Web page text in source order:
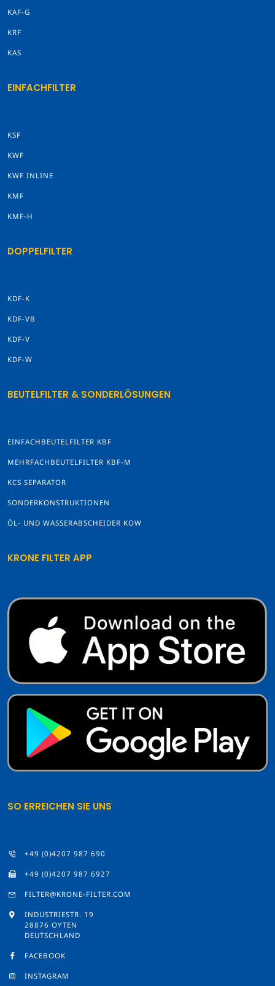
KAF-G
KRF
KAS
EINFACHFILTER
KSF
KWF
KWF INLINE
KMF
KMF-H
DOPPELFILTER
KDF-K
KDF-VB
KDF-V
KDF-W
BEUTELFILTER & SONDERLÖSUNGEN
EINFACHBEUTELFILTER KBF
MEHRFACHBEUTELFILTER KBF-M
KCS SEPARATOR
SONDERKONSTRUKTIONEN
ÖL- UND WASSERABSCHEIDER KOW
KRONE FILTER APP
SO ERREICHEN SIE UNS
+49 (0)4207 987 690
+49 (0)4207 987 6927
FILTER@KRONE-FILTER.COM
INDUSTRIESTR. 19
28876 OYTEN
DEUTSCHLAND
FACEBOOK
INSTAGRAM